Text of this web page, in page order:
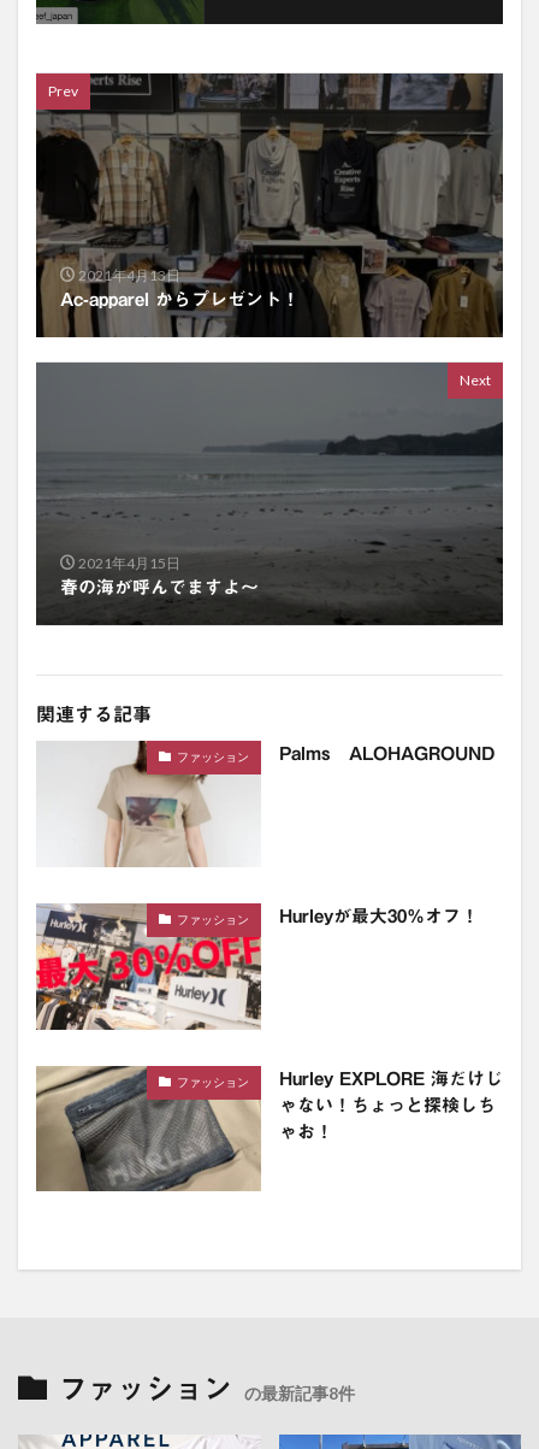
Prev
2021年4月13日
Ac-apparel からプレゼント！
Next
2021年4月15日
春の海が呼んでますよ〜
関連する記事
ファッション Palms ALOHAGROUND
ファッション Hurleyが最大30％オフ！
ファッション
Hurley EXPLORE 海だけじ
ゃない！ちょっと探検しち
ゃお！
ファッション の最新記事8件